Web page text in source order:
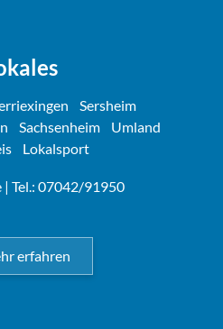
Sersheim
Sachsenheim
Umland
Lokalsport
| Tel.: 07042/91950
erfahren